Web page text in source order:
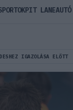
IGAZOLÁSA ELŐTT
PIT LANEAUTÓ